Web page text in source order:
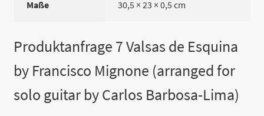
Maße 30,5 × 23 × 0,5 cm
Produktanfrage 7 Valsas de Esquina
by Francisco Mignone (arranged for
solo guitar by Carlos Barbosa-Lima)